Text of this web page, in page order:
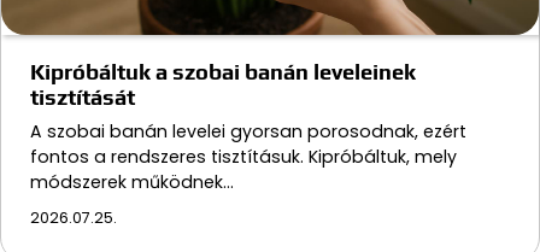
Kipróbáltuk a szobai banán leveleinek
tisztítását
A szobai banán levelei gyorsan porosodnak, ezért
fontos a rendszeres tisztításuk. Kipróbáltuk, mely
módszerek működnek…
2026.07.25.